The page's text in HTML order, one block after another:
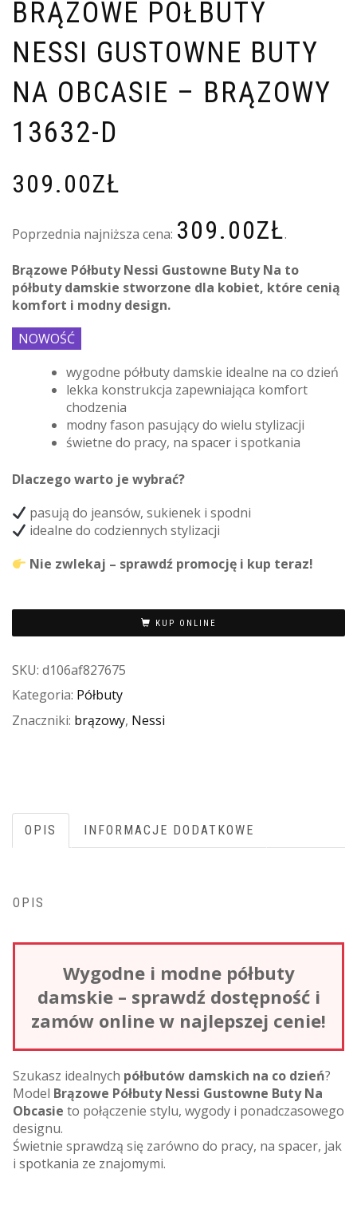
BRĄZOWE PÓŁBUTY
NESSI GUSTOWNE BUTY
NA OBCASIE – BRĄZOWY
13632-D
309.00ZŁ
Poprzednia najniższa cena: 309.00ZŁ.
Brązowe Półbuty Nessi Gustowne Buty Na to
półbuty damskie stworzone dla kobiet, które cenią
komfort i modny design.
NOWOŚĆ
wygodne półbuty damskie idealne na co dzień
lekka konstrukcja zapewniająca komfort
chodzenia
modny fason pasujący do wielu stylizacji
świetne do pracy, na spacer i spotkania
Dlaczego warto je wybrać?
pasują do jeansów, sukienek i spodni
idealne do codziennych stylizacji
Nie zwlekaj – sprawdź promocję i kup teraz!
KUP ONLINE
SKU: d106af827675
Kategoria: Półbuty
Znaczniki: brązowy, Nessi
OPIS INFORMACJE DODATKOWE
OPIS
Wygodne i modne półbuty
damskie – sprawdź dostępność i
zamów online w najlepszej cenie!
Szukasz idealnych półbutów damskich na co dzień?
Model Brązowe Półbuty Nessi Gustowne Buty Na
Obcasie to połączenie stylu, wygody i ponadczasowego
designu.
Świetnie sprawdzą się zarówno do pracy, na spacer, jak
i spotkania ze znajomymi.